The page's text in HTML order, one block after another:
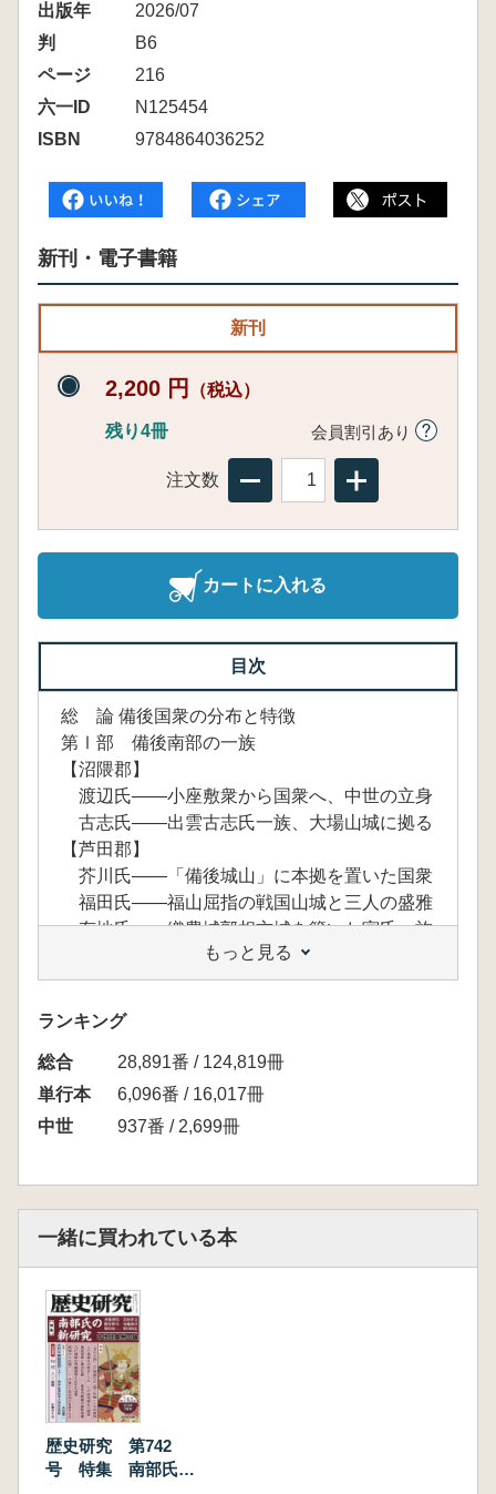
出版年
2026/07
判
B6
ページ
216
六一ID
N125454
ISBN
9784864036252
新刊・電子書籍
新刊
2,200 円 （税込）
残り4冊 会員割引あり
注文数
カートに入れる
目次
総 論 備後国衆の分布と特徴
第Ⅰ部 備後南部の一族
【沼隈郡】
渡辺氏――小座敷衆から国衆へ、中世の立身
古志氏――出雲古志氏一族、大場山城に拠る
【芦田郡】
芥川氏――「備後城山」に本拠を置いた国衆
福田氏――福山屈指の戦国山城と三人の盛雅
有地氏――織豊城郭相方城を築いた宮氏一族
木梨氏――山内首藤氏と覇を競った杉原一族
石原氏――「足利御一家」渋川家中の有力者
森光氏――有力国衆三吉氏、備後南部に進出
池上氏――交通の要衝を押えた三吉氏の庶家
第Ⅱ部 備後中部・北部の一族
馬屋原氏――源平両馬屋原氏、謎を秘めた出自
高光氏――奉公衆宮五郎左衛門尉家の後裔か
【甲奴郡】
有福氏――人質から国衆へ、和智氏の一族
新見氏――備中新見氏の一族備後国衆となる
長氏――長谷部信連の後裔、翁山城に拠る
田総氏――毛利氏の同族、長井氏出身の国衆
【三谷郡】
もっと見る
ランキング
総合
28,891番 / 124,819冊
単行本
6,096番 / 16,017冊
中世
937番 / 2,699冊
一緒に買われている本
歴史研究 第742
号 特集 南部氏の